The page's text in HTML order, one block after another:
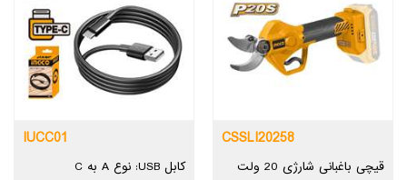
CSSLI20258
قیچی باغبانی شارژی 20 ولت
IUCC01
کابل USB: نوع A به C